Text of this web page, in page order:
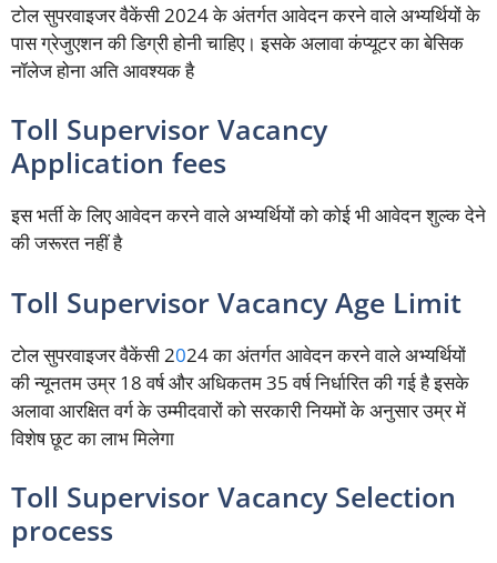
टोल सुपरवाइजर वैकेंसी 2024 के अंतर्गत आवेदन करने वाले अभ्यर्थियों के
पास ग्रेजुएशन की डिग्री होनी चाहिए। इसके अलावा कंप्यूटर का बेसिक
नॉलेज होना अति आवश्यक है
Toll Supervisor Vacancy
Application fees
इस भर्ती के लिए आवेदन करने वाले अभ्यर्थियों को कोई भी आवेदन शुल्क देने
की जरूरत नहीं है
Toll Supervisor Vacancy Age Limit
टोल सुपरवाइजर वैकेंसी 2024 का अंतर्गत आवेदन करने वाले अभ्यर्थियों
की न्यूनतम उम्र 18 वर्ष और अधिकतम 35 वर्ष निर्धारित की गई है इसके
अलावा आरक्षित वर्ग के उम्मीदवारों को सरकारी नियमों के अनुसार उम्र में
विशेष छूट का लाभ मिलेगा
Toll Supervisor Vacancy Selection
process